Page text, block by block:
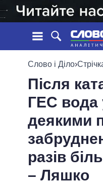
СТРІЧКА
ПОДІЇ
СТАТТІ
ДУМКИ
ОГЛЯДИ
ДАЙДЖЕСТИ
УСІ ПОЛІТИКИ
ПРЕЗИДЕНТ І
ВЕРХОВНА РАДА
КАБІНЕТ
Слово і Діло›
Після
ГЕС вода
деякими
разів
– Ляшко